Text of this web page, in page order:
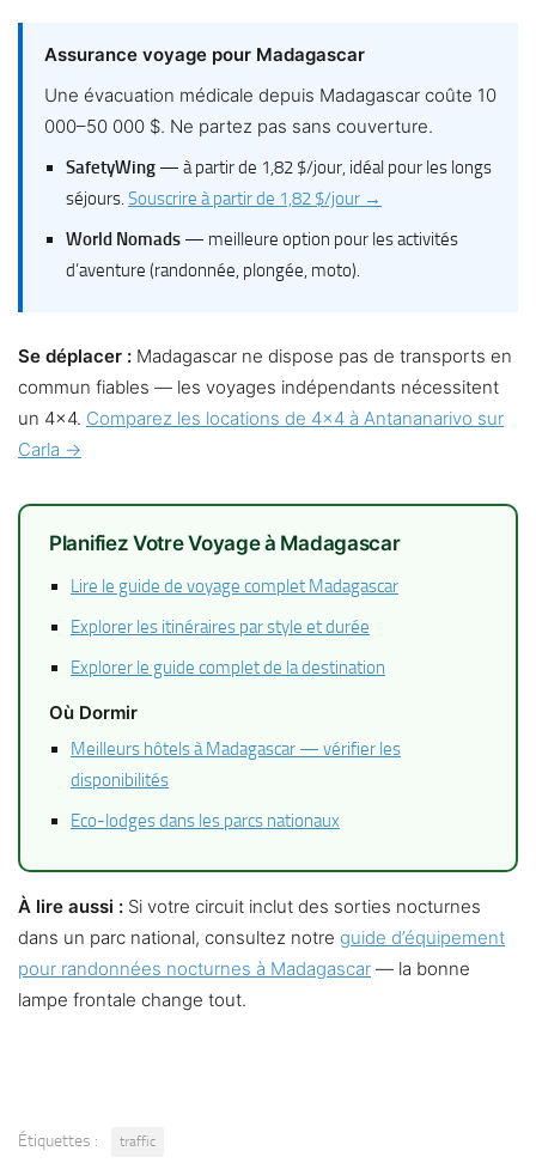
Assurance voyage pour Madagascar
Une évacuation médicale depuis Madagascar coûte 10
000–50 000 $. Ne partez pas sans couverture.
SafetyWing — à partir de 1,82 $/jour, idéal pour les longs
séjours. Souscrire à partir de 1,82 $/jour →
World Nomads — meilleure option pour les activités
d’aventure (randonnée, plongée, moto).
Se déplacer : Madagascar ne dispose pas de transports en
commun fiables — les voyages indépendants nécessitent
un 4×4. Comparez les locations de 4×4 à Antananarivo sur
Carla →
Planifiez Votre Voyage à Madagascar
Lire le guide de voyage complet Madagascar
Explorer les itinéraires par style et durée
Explorer le guide complet de la destination
Où Dormir
Meilleurs hôtels à Madagascar — vérifier les
disponibilités
Eco-lodges dans les parcs nationaux
À lire aussi : Si votre circuit inclut des sorties nocturnes
dans un parc national, consultez notre guide d’équipement
pour randonnées nocturnes à Madagascar — la bonne
lampe frontale change tout.
Étiquettes : traffic